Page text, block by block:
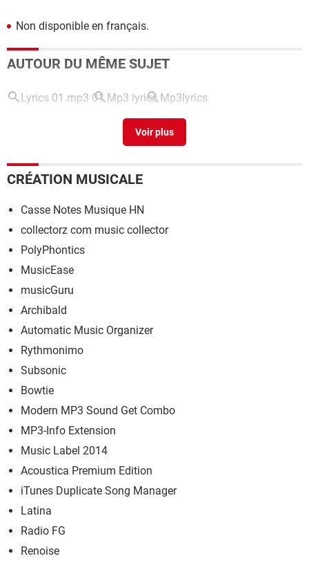
Non disponible en français.
AUTOUR DU MÊME SUJET
Lyrics 01.mp3 01 Mp3 lyrics Mp3lyrics
Abander MP3 Image Extractor> Télécharger - Catalogage
CRÉATION MUSICALE
Casse Notes Musique HN
collectorz com music collector
PolyPhontics
MusicEase
musicGuru
Archibald
Automatic Music Organizer
Rythmonimo
Subsonic
Bowtie
Modern MP3 Sound Get Combo
MP3-Info Extension
Music Label 2014
Acoustica Premium Edition
iTunes Duplicate Song Manager
Latina
Radio FG
Renoise